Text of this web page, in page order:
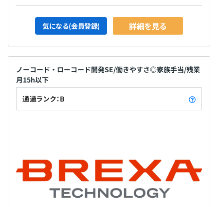
気になる(会員登録) 詳細を見る
ノーコード・ローコード開発SE/働きやすさ◎家族手当/残業
月15h以下
通過ランク：B